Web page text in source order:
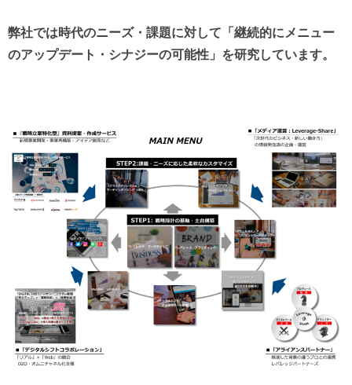
弊社では時代のニーズ・課題に対して「継続的にメニュー
のアップデート・シナジーの可能性」を研究しています。